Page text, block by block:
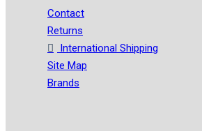
Contact
Returns
International Shipping
Site Map
Brands